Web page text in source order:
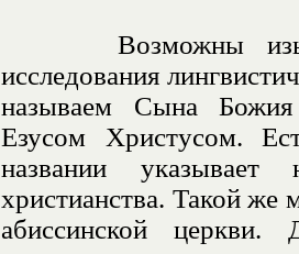
Возможны
исследования
называем Сына
Езусом Христусом.
названии указывает
христианства. Такой же
абиссинской церкви.